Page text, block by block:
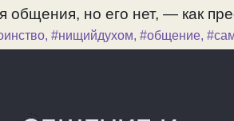
общения, но его нет, — как
, #нищийдухом, #общение,